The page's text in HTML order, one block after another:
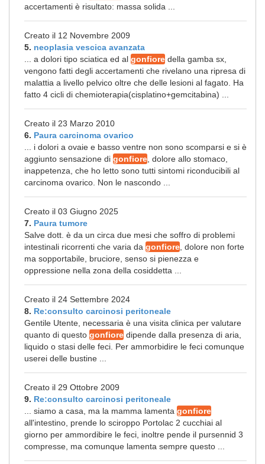
accertamenti è risultato: massa solida ...
Creato il 12 Novembre 2009
5. neoplasia vescica avanzata
... a dolori tipo sciatica ed al gonfiore della gamba sx,
vengono fatti degli accertamenti che rivelano una ripresa di
malattia a livello pelvico oltre che delle lesioni al fagato. Ha
fatto 4 cicli di chemioterapia(cisplatino+gemcitabina) ...
Creato il 23 Marzo 2010
6. Paura carcinoma ovarico
... i dolori a ovaie e basso ventre non sono scomparsi e si è
aggiunto sensazione di gonfiore , dolore allo stomaco,
inappetenza, che ho letto sono tutti sintomi riconducibili al
carcinoma ovarico. Non le nascondo ...
Creato il 03 Giugno 2025
7. Paura tumore
Salve dott. è da un circa due mesi che soffro di problemi
intestinali ricorrenti che varia da gonfiore , dolore non forte
ma sopportabile, bruciore, senso si pienezza e
oppressione nella zona della cosiddetta ...
Creato il 24 Settembre 2024
8. Re:consulto carcinosi peritoneale
Gentile Utente, necessaria è una visita clinica per valutare
quanto di questo gonfiore dipende dalla presenza di aria,
liquido o stasi delle feci. Per ammorbidire le feci comunque
userei delle bustine ...
Creato il 29 Ottobre 2009
9. Re:consulto carcinosi peritoneale
... siamo a casa, ma la mamma lamenta gonfiore
all'intestino, prende lo sciroppo Portolac 2 cucchiai al
giorno per ammordibire le feci, inoltre pende il pursennid 3
compresse, ma comunque lamenta sempre questo ...